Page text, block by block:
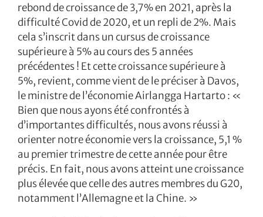
rebond de croissance de 3,7% en 2021, après la
difficulté Covid de 2020, et un repli de 2%. Mais
cela s’inscrit dans un cursus de croissance
supérieure à 5% au cours des 5 années
précédentes ! Et cette croissance supérieure à
5%, revient, comme vient de le préciser à Davos,
le ministre de l’économie Airlangga Hartarto : «
Bien que nous ayons été confrontés à
d’importantes difficultés, nous avons réussi à
orienter notre économie vers la croissance, 5,1 %
au premier trimestre de cette année pour être
précis. En fait, nous avons atteint une croissance
plus élevée que celle des autres membres du G20,
notamment l’Allemagne et la Chine. »